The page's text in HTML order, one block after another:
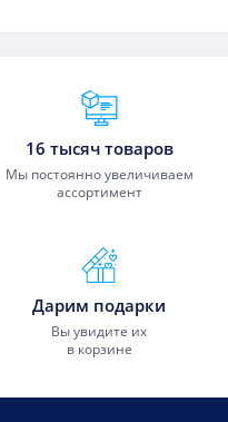
16 тысяч товаров
Мы постоянно увеличиваем
ассортимент
Дарим подарки
Вы увидите их
в корзине